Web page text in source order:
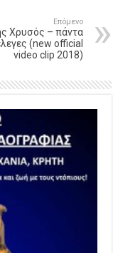
Επόμενο
Χρυσός – πάντα
(new official
video clip 2018)